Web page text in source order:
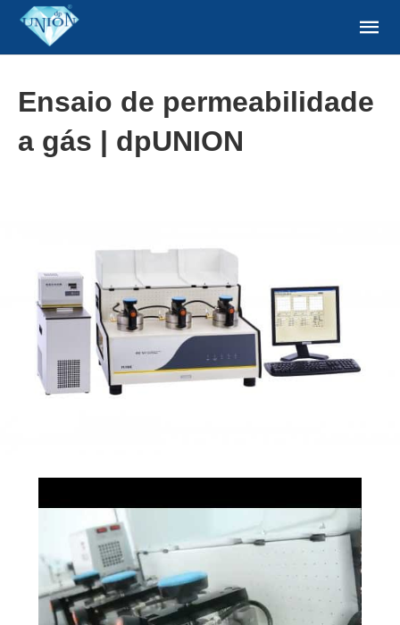
Ensaio de permeabilidade
a gás | dpUNION